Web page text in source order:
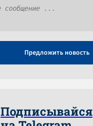
Предложить новость
Подписывайся